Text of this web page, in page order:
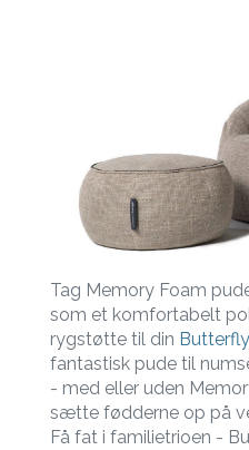
Tag Memory Foam
som et komfortabelt
rygstøtte til din
fantastisk pude til
- med eller uden
sætte fødderne op på
Få fat i familietrioen -